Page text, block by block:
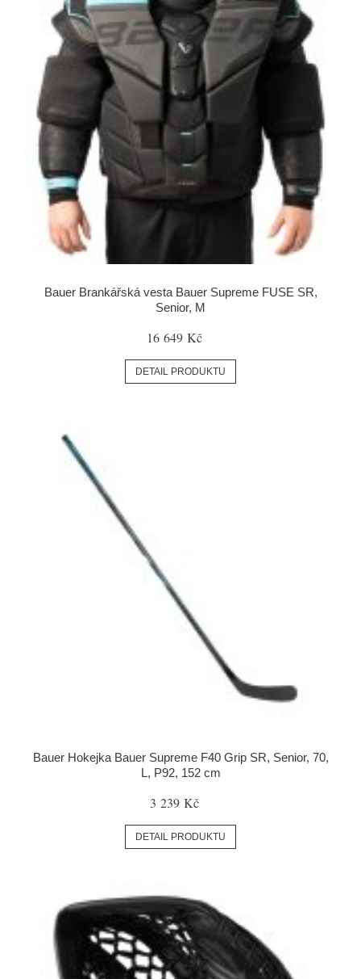
Bauer Brankářská vesta Bauer Supreme FUSE SR,
Senior, M
16 649 Kč
DETAIL PRODUKTU
Bauer Hokejka Bauer Supreme F40 Grip SR, Senior, 70,
L, P92, 152 cm
3 239 Kč
DETAIL PRODUKTU